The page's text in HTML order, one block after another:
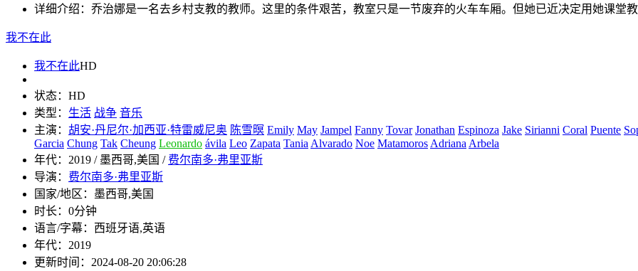
详细介绍： 乔治娜是一名去乡村支教的教师。这里的条件艰苦，教室只是一节废弃的火车车厢。但她已近决定用她课
我不在此
我不在此HD
状态： HD
类型： 生活 战争 音乐
主演： 胡安·丹尼尔·加西亚·特雷威尼奥 陈雪暝 Emily May Jampel Fanny Tovar Jonathan Espinoza Jake Sirianni Coral Puente
Garcia Chung Tak Cheung Leonardo ávila Leo Zapata TaniaAlvarado Noe MatamorosAdrianaArbela
年代： 2019 / 墨西哥,美国 / 费尔南多·弗里亚斯
导演： 费尔南多·弗里亚斯
国家/地区： 墨西哥,美国
时长： 0分钟
语言/字幕： 西班牙语,英语
年代： 2019
更新时间： 2024-08-20 20:06:28